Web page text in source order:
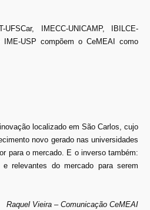
IMECC-UNICAMP, IBILCE-
IME-USP compõem o CeMEAI como
localizado em São Carlos, cujo
novo gerado nas universidades
para o mercado. E o inverso também:
relevantes do mercado para serem
Raquel Vieira – Comunicação CeMEAI